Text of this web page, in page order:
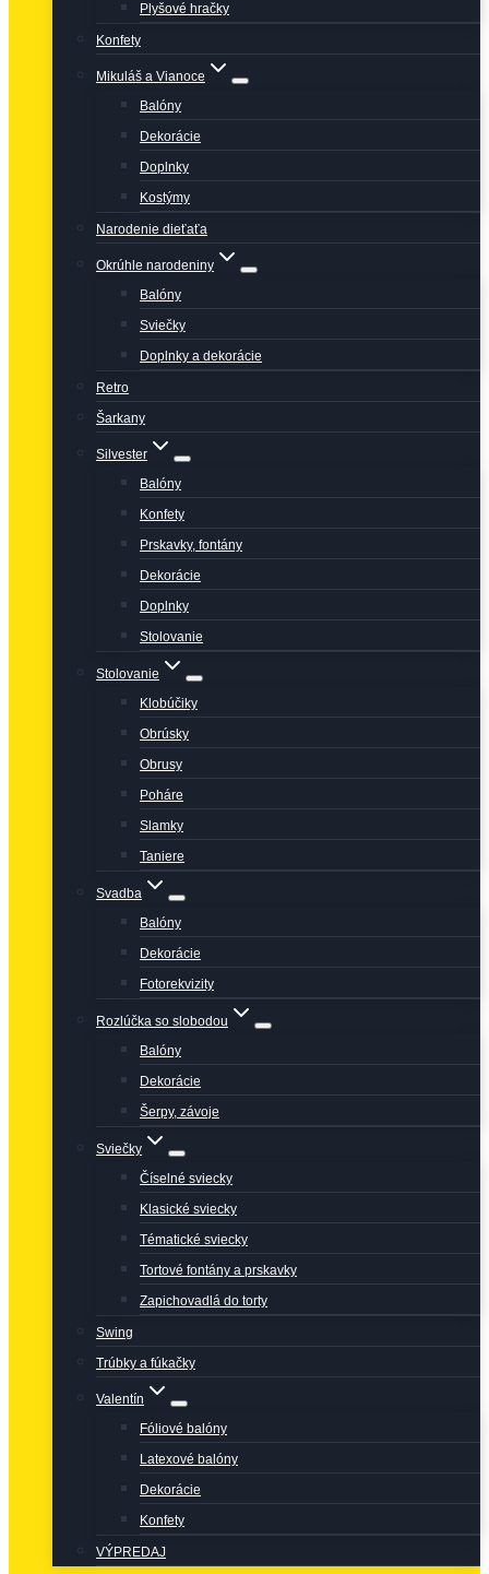
Plyšové hračky
Konfety
Mikuláš a Vianoce
Balóny
Dekorácie
Doplnky
Kostýmy
Narodenie dieťaťa
Okrúhle narodeniny
Balóny
Sviečky
Doplnky a dekorácie
Retro
Šarkany
Silvester
Balóny
Konfety
Prskavky, fontány
Dekorácie
Doplnky
Stolovanie
Stolovanie
Klobúčiky
Obrúsky
Obrusy
Poháre
Slamky
Taniere
Svadba
Balóny
Dekorácie
Fotorekvizity
Rozlúčka so slobodou
Balóny
Dekorácie
Šerpy, závoje
Sviečky
Číselné sviecky
Klasické sviecky
Tématické sviecky
Tortové fontány a prskavky
Zapichovadlá do torty
Swing
Trúbky a fúkačky
Valentín
Fóliové balóny
Latexové balóny
Dekorácie
Konfety
VÝPREDAJ